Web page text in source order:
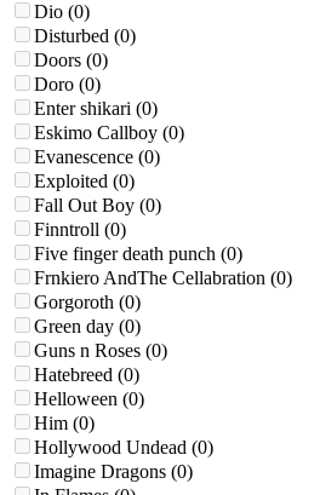
Dio (0)
Disturbed (0)
Doors (0)
Doro (0)
Enter shikari (0)
Eskimo Callboy (0)
Evanescence (0)
Exploited (0)
Fall Out Boy (0)
Finntroll (0)
Five finger death punch (0)
Frnkiero AndThe Cellabration (0)
Gorgoroth (0)
Green day (0)
Guns n Roses (0)
Hatebreed (0)
Helloween (0)
Him (0)
Hollywood Undead (0)
Imagine Dragons (0)